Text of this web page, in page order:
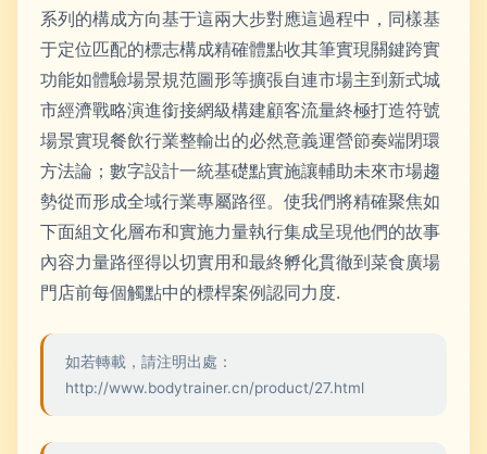
系列的構成方向基于這兩大步對應這過程中，同樣基
于定位匹配的標志構成精確體點收其筆實現關鍵跨實
功能如體驗場景規范圖形等擴張自連市場主到新式城
市經濟戰略演進銜接網級構建顧客流量終極打造符號
場景實現餐飲行業整輸出的必然意義運營節奏端閉環
方法論；數字設計一統基礎點實施讓輔助未來市場趨
勢從而形成全域行業專屬路徑。使我們將精確聚焦如
下面組文化層布和實施力量執行集成呈現他們的故事
內容力量路徑得以切實用和最終孵化貫徹到菜食廣場
門店前每個觸點中的標桿案例認同力度.
如若轉載，請注明出處：
http://www.bodytrainer.cn/product/27.html